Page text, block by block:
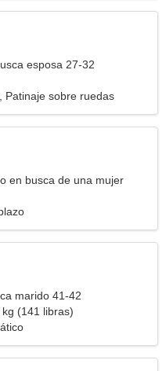
esposa 27-32
Patinaje sobre ruedas
en busca de una mujer
marido 41-42
(141 libras)